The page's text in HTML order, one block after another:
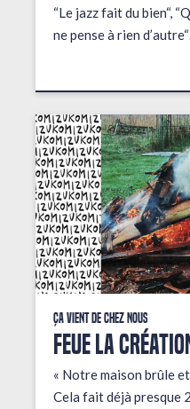
“Le jazz fait du bien“,
ne pense à rien
Ça vient de chez nous
FEUE LA
« Notre maison brûle
Cela fait déjà presque